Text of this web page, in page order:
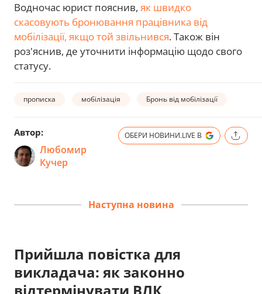
Водночас юрист пояснив, як швидко
скасовують бронювання працівника від
мобілізації, якщо той звільнився. Також він
роз'яснив, де уточнити інформацію щодо свого
статусу.
прописка мобілізація Бронь від мобілізації
Автор:
Любомир
Кучер
ОБЕРИ НОВИНИ.LIVE В
Наступна новина
Прийшла повістка для
викладача: як законно